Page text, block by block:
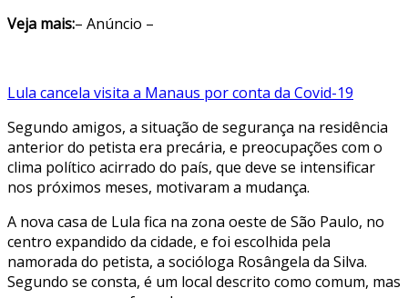
Veja mais:– Anúncio –
Lula cancela visita a Manaus por conta da Covid-19
Segundo amigos, a situação de segurança na residência
anterior do petista era precária, e preocupações com o
clima político acirrado do país, que deve se intensificar
nos próximos meses, motivaram a mudança.
A nova casa de Lula fica na zona oeste de São Paulo, no
centro expandido da cidade, e foi escolhida pela
namorada do petista, a socióloga Rosângela da Silva.
Segundo se consta, é um local descrito como comum, mas